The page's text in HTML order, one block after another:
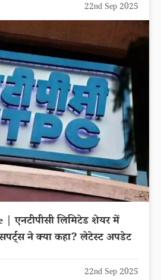
22nd Sep 2025
एनटीपीसी लिमिटेड शेयर में
ने क्या कहा? लेटेस्ट अपडेट
22nd Sep 2025